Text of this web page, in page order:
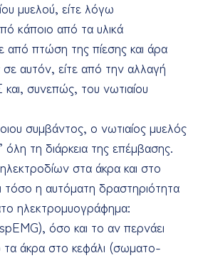
μυελού, είτε λόγω
κάποιο από τα υλικά
από πτώση της πίεσης και άρα
αυτόν, είτε από την αλλαγή
συνεπώς, του νωτιαίου
συμβάντος, ο νωτιαίος μυελός
όλη τη διάρκεια της επέμβασης.
στα άκρα και στο
τόσο η αυτόματη δραστηριότητα
ηλεκτρομυογράφημα:
όσο και το αν περνάει
τα άκρα στο κεφάλι (σωματο-